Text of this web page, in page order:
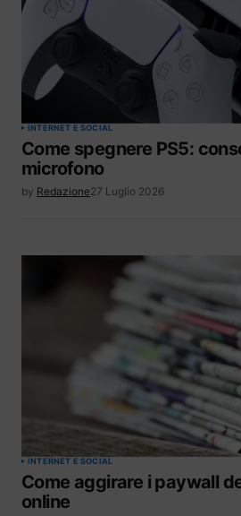
INTERNET E SOCIAL
Come spegnere PS5:
microfono
by Redazione27 Luglio 2026
INTERNET E SOCIAL
Come aggirare i paywall
online